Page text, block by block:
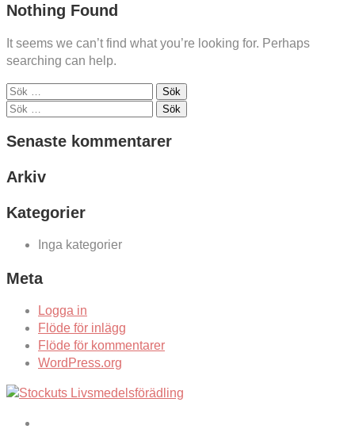
Nothing Found
It seems we can’t find what you’re looking for. Perhaps
searching can help.
Sök
efter:
Sök
Senaste kommentarer
Arkiv
Kategorier
Inga kategorier
Meta
Logga in
Flöde för inlägg
Flöde för kommentarer
WordPress.org